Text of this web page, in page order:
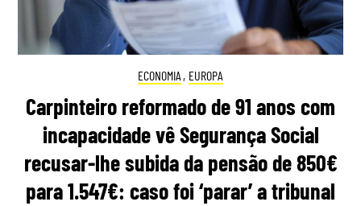
ECONOMIA , EUROPA
Carpinteiro reformado de 91 anos com
incapacidade vê Segurança Social
recusar-lhe subida da pensão de 850€
para 1.547€: caso foi ‘parar’ a tribunal